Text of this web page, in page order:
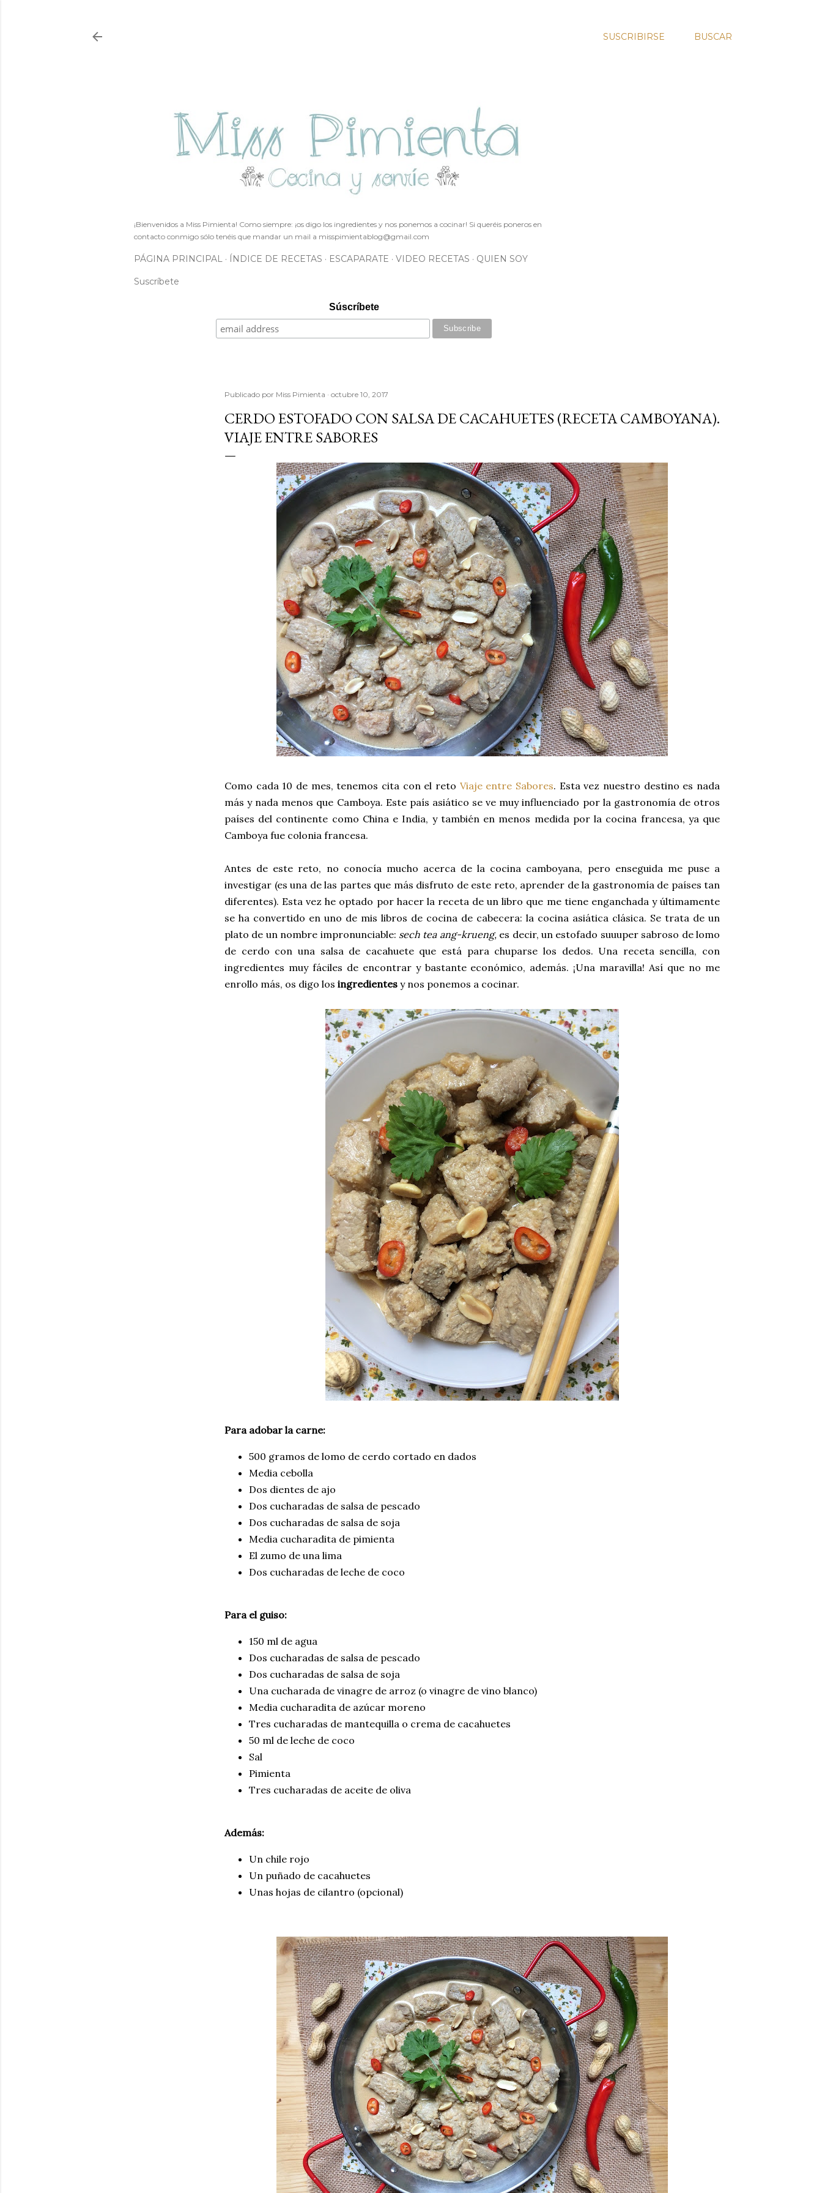
SUSCRIBIRSE BUSCAR
¡Bienvenidos a Miss Pimienta! Como siempre: ¡os digo los ingredientes y nos ponemos a cocinar! Si queréis poneros en
contacto conmigo sólo tenéis que mandar un mail a misspimientablog@gmail.com
PÁGINA PRINCIPAL ÍNDICE DE RECETAS ESCAPARATE VIDEO RECETAS QUIEN SOY
Suscríbete
Súscríbete
Publicado por Miss Pimienta octubre 10, 2017
CERDO ESTOFADO CON SALSA DE CACAHUETES (RECETA CAMBOYANA).
VIAJE ENTRE SABORES
Como cada 10 de mes, tenemos cita con el reto Viaje entre Sabores. Esta vez nuestro destino es nada
más y nada menos que Camboya. Este país asiático se ve muy influenciado por la gastronomía de otros
países del continente como China e India, y también en menos medida por la cocina francesa, ya que
Camboya fue colonia francesa.
Antes de este reto, no conocía mucho acerca de la cocina camboyana, pero enseguida me puse a
investigar (es una de las partes que más disfruto de este reto, aprender de la gastronomía de países tan
diferentes). Esta vez he optado por hacer la receta de un libro que me tiene enganchada y últimamente
se ha convertido en uno de mis libros de cocina de cabecera: la cocina asiática clásica. Se trata de un
plato de un nombre impronunciable: sech tea ang-krueng, es decir, un estofado suuuper sabroso de lomo
de cerdo con una salsa de cacahuete que está para chuparse los dedos. Una receta sencilla, con
ingredientes muy fáciles de encontrar y bastante económico, además. ¡Una maravilla! Así que no me
enrollo más, os digo los ingredientes y nos ponemos a cocinar.
Para adobar la carne:
500 gramos de lomo de cerdo cortado en dados
Media cebolla
Dos dientes de ajo
Dos cucharadas de salsa de pescado
Dos cucharadas de salsa de soja
Media cucharadita de pimienta
El zumo de una lima
Dos cucharadas de leche de coco
Para el guiso:
150 ml de agua
Dos cucharadas de salsa de pescado
Dos cucharadas de salsa de soja
Una cucharada de vinagre de arroz (o vinagre de vino blanco)
Media cucharadita de azúcar moreno
Tres cucharadas de mantequilla o crema de cacahuetes
50 ml de leche de coco
Sal
Pimienta
Tres cucharadas de aceite de oliva
Además:
Un chile rojo
Un puñado de cacahuetes
Unas hojas de cilantro (opcional)